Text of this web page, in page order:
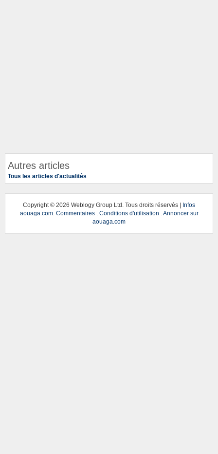
Autres articles
Tous les articles d'actualités
Copyright © 2026 Weblogy Group Ltd. Tous droits réservés | Infos
aouaga.com. Commentaires. Conditions d'utilisation
Annoncer sur
aouaga.com